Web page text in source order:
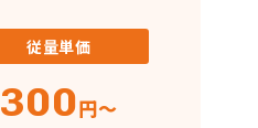
従量単価
300円～